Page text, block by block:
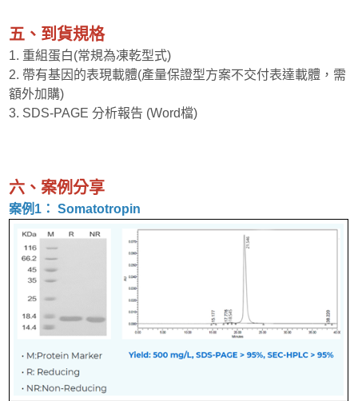
五、到貨規格
1. 重組蛋白(常規為凍乾型式)
2. 帶有基因的表現載體(產量保證型方案不交付表達載體，需
額外加購)
3. SDS-PAGE 分析報告 (Word檔)
六、案例分享
​​​​​​案例1： Somatotropin